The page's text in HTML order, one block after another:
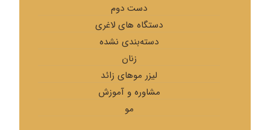
دست دوم
دستگاه های لاغری
دسته‌بندی نشده
زنان
لیزر موهای زائد
مشاوره و آموزش
مو